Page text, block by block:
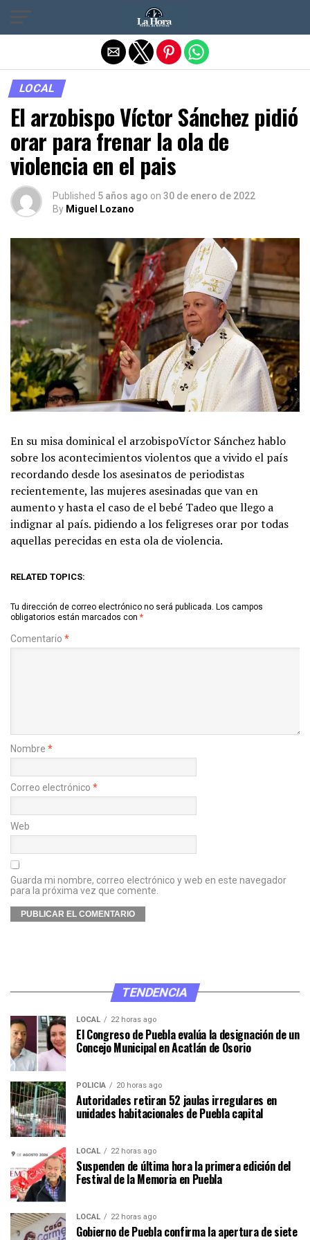
LOCAL
El arzobispo Víctor Sánchez pidió
orar para frenar la ola de
violencia en el pais
Published 5 años ago on 30 de enero de 2022
By Miguel Lozano
En su misa dominical el arzobispoVíctor Sánchez hablo
sobre los acontecimientos violentos que a vivido el país
recordando desde los asesinatos de periodistas
recientemente, las mujeres asesinadas que van en
aumento y hasta el caso de el bebé Tadeo que llego a
indignar al país. pidiendo a los feligreses orar por todas
aquellas perecidas en esta ola de violencia.
RELATED TOPICS:
Tu dirección de correo electrónico no será publicada. Los campos
obligatorios están marcados con *
Comentario *
Nombre *
Correo electrónico *
Web
Guarda mi nombre, correo electrónico y web en este navegador
para la próxima vez que comente.
TENDENCIA
LOCAL 22 horas ago
El Congreso de Puebla evalúa la designación de un
Concejo Municipal en Acatlán de Osorio
POLICÍA 20 horas ago
Autoridades retiran 52 jaulas irregulares en
unidades habitacionales de Puebla capital
LOCAL 22 horas ago
Suspenden de última hora la primera edición del
Festival de la Memoria en Puebla
LOCAL 22 horas ago
Gobierno de Puebla confirma la apertura de siete
Salir de la versión móvil